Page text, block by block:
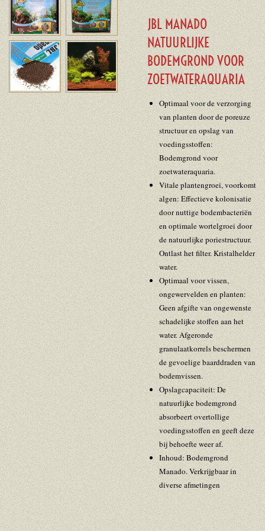
JBL MANADO
NATUURLIJKE
BODEMGROND VOOR
ZOETWATERAQUARIA
Optimaal voor de verzorging
van planten door de poreuze
structuur en opslag van
voedingsstoffen:
Bodemgrond voor
zoetwateraquaria.
Vitale plantengroei, voorkomt
algen: Effectieve kolonisatie
door nuttige bodembacteriën
en optimale wortelgroei door
de natuurlijke poriestructuur.
Ontlast het filter. Kristalhelder
water.
Optimaal voor vissen,
ongewervelden en planten:
Geen afgifte van ongewenste
schadelijke stoffen aan het
water. Afgeronde
granulaatkorrels beschermen
de gevoelige baarddraden van
bodemvissen.
Opslagcapaciteit: De
natuurlijke bodemgrond
absorbeert overtollige
voedingsstoffen en geeft deze
bij behoefte weer af.
Inhoud: Bodemgrond
Manado. Verkrijgbaar in
diverse afmetingen